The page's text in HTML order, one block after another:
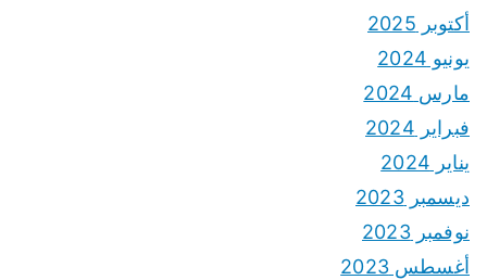
أكتوبر 2025
يونيو 2024
مارس 2024
فبراير 2024
يناير 2024
ديسمبر 2023
نوفمبر 2023
أغسطس 2023